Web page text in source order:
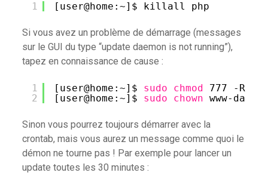
1 [user@home:~]$ killall php
Si vous avez un problème de démarrage (messages
sur le GUI du type “update daemon is not running”),
tapez en connaissance de cause :
1
2
[user@home:~]$ sudo chmod 777 -R
[user@home:~]$ sudo chown www-
Sinon vous pourrez toujours démarrer avec la
crontab, mais vous aurez un message comme quoi le
démon ne tourne pas ! Par exemple pour lancer un
update toutes les 30 minutes :